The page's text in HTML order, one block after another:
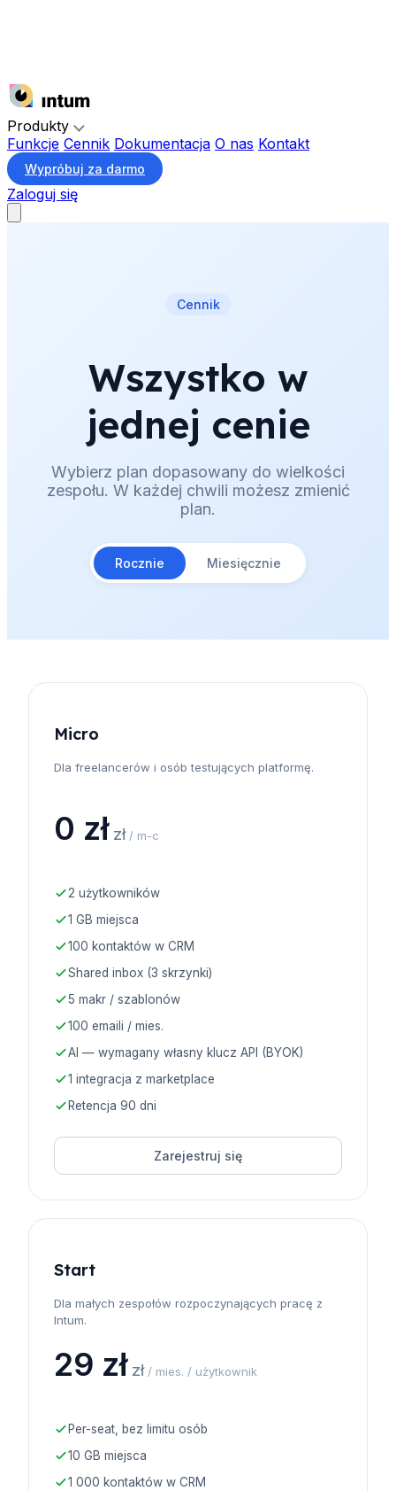
Produkty
Funkcje Cennik Dokumentacja O nas Kontakt
Wypróbuj za darmo
Zaloguj się
Cennik
Wszystko w
jednej cenie
Wybierz plan dopasowany do wielkości
zespołu. W każdej chwili możesz zmienić
plan.
Rocznie Miesięcznie
Micro
Dla freelancerów i osób testujących platformę.
0 zł zł/ m-c
2 użytkowników
1 GB miejsca
100 kontaktów w CRM
Shared inbox (3 skrzynki)
5 makr / szablonów
100 emaili / mies.
AI — wymagany własny klucz API (BYOK)
1 integracja z marketplace
Retencja 90 dni
Zarejestruj się
Start
Dla małych zespołów rozpoczynających pracę z
Intum.
29 zł zł/ mies. / użytkownik
Per-seat, bez limitu osób
10 GB miejsca
1 000 kontaktów w CRM